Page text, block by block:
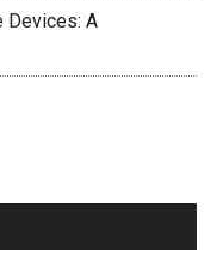
Devices: A